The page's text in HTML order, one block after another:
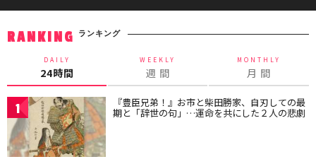
RANKING ランキング
DAILY
24時間
WEEKLY
週 間
MONTHLY
月 間
1 『豊臣兄弟！』お市と柴田勝家、自刃しての最
期と「辞世の句」…運命を共にした２人の悲劇